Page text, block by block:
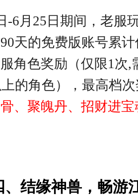
月25日期间，老服
天的免费版账号累
角色奖励（仅限1次,
的角色），最高档
、聚魄丹、招财进宝
、结缘神兽，畅游